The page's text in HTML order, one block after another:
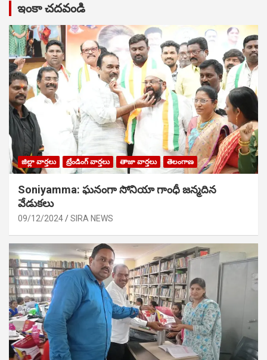
ఇంకా చదవండి
జిల్లా వార్తలు ట్రేండింగ్ వార్తలు తాజా వార్తలు తెలంగాణ
Soniyamma: ఘ‌నంగా సోనియా గాంధీ జ‌న్మ‌దిన
వేడుక‌లు
09/12/2024 SIRA NEWS